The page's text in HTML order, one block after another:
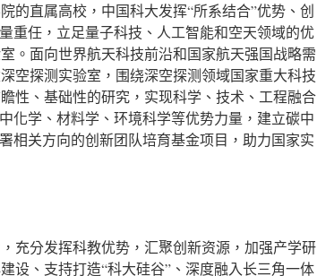
的直属高校，中国科大发挥“所系结合”优势、创
重任，立足量子科技、人工智能和空天领域的优
。面向世界航天科技前沿和国家航天强国战略需
空探测实验室，围绕深空探测领域国家重大科技
性、基础性的研究，实现科学、技术、工程融合
化学、材料学、环境科学等优势力量，建立碳中
相关方向的创新团队培育基金项目，助力国家实
充分发挥科教优势，汇聚创新资源，加强产学研
设、支持打造“科大硅谷”、深度融入长三角一体